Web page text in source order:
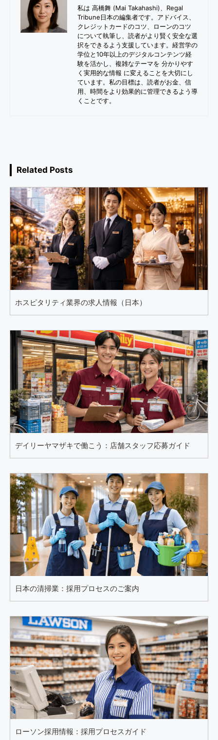
私は 高橋舞 (Mai Takahashi)、Regal
Tribune日本の編集者です。アドバイス、
クレジットカードのコツ、ローンのコツ
について執筆し、読者がより賢く安全な選
択をできるよう支援しています。経営学の
学位と10年以上のデジタルコンテンツ経
験を活かし、複雑なテーマを 分かりやす
く実用的な情報 に変えることを大切にし
ています。私の目標は、読者がお金、信
用、時間をより効果的に管理できるよう導
くことです。
Related Posts
ホスピタリティ業界の求人情報（日本）
デイリーヤマザキで働こう：店舗スタッフ応募ガイド
日本の清掃業：採用プロセスのご案内
ローソン採用情報：採用プロセスガイド